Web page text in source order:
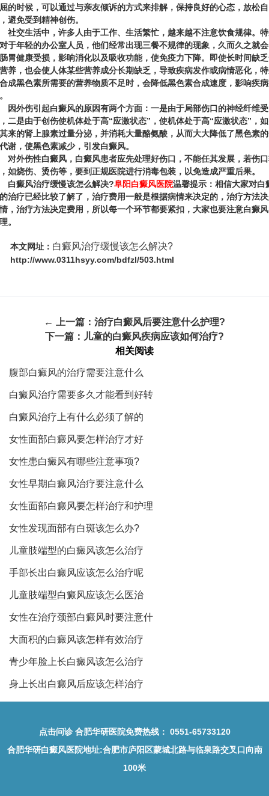
的时候，可以通过与亲友倾诉的方式来排解，保持良好的心态，放松自
避免受到精神创伤。
生活中，许多人由于工作、生活繁忙，越来越不注意饮食规律。
于年轻的办公室人员，他们经常出现三餐不规律的现象，久而久之就
胃健康受损，影响消化以及吸收功能，使免疫力下降。即使长时间缺
养，也会使人体某些营养成分长期缺乏，导致疾病发作或病情恶化，
成黑色素所需要的营养物质不足时，会降低黑色素合成速度，影响疾
伤引起白癜风的原因有两个方面：一是由于局部伤口的神经纤维受
二是由于创伤使机体处于高“应激状态”，使机体处于高“应激状态”，
来的肾上腺素过量分泌，并消耗大量酪氨酸，从而大大降低了黑色素
谢，使黑色素减少，引发白癜风。
伤性白癜风，白癜风患者应先处理好伤口，不能任其发展，若伤
如烧伤、烫伤等，要到正规医院进行消毒包装，以免造成严重后果。
风治疗缓慢该怎么解决?阜阳白癜风医院温馨提示：相信大家对白
治疗已经比较了解了，治疗费用一般是根据病情来决定的，治疗方法
，治疗方法决定费用，所以每一个环节都要紧扣，大家也要注意白癜
。
本文网址： 白癜风治疗缓慢该怎么解决?
http://www.0311hsyy.com/bdfzl/503.html
← 上一篇： 治疗白癜风后要注意什么护理?
下一篇： 儿童的白癜风疾病应该如何治疗?
相关阅读
腹部白癜风的治疗需要注意什么
白癜风治疗需要多久才能看到好转
白癜风治疗上有什么必须了解的
女性面部白癜风要怎样治疗才好
女性患白癜风有哪些注意事项?
女性早期白癜风治疗要注意什么
女性面部白癜风要怎样治疗和护理
女性发现面部有白斑该怎么办?
儿童肢端型的白癜风该怎么治疗
手部长出白癜风应该怎么治疗呢
儿童肢端型白癜风应该怎么医治
女性在治疗颈部白癜风时要注意什
大面积的白癜风该怎样有效治疗
青少年脸上长白癜风该怎么治疗
身上长出白癜风后应该怎样治疗
点击问诊合肥华研医院免费热线： 0551-65733120
合肥华研白癜风医院地址:合肥市庐阳区蒙城北路与临泉路交叉口向南
100米